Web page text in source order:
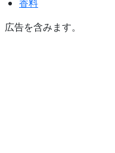
香料
広告を含みます。